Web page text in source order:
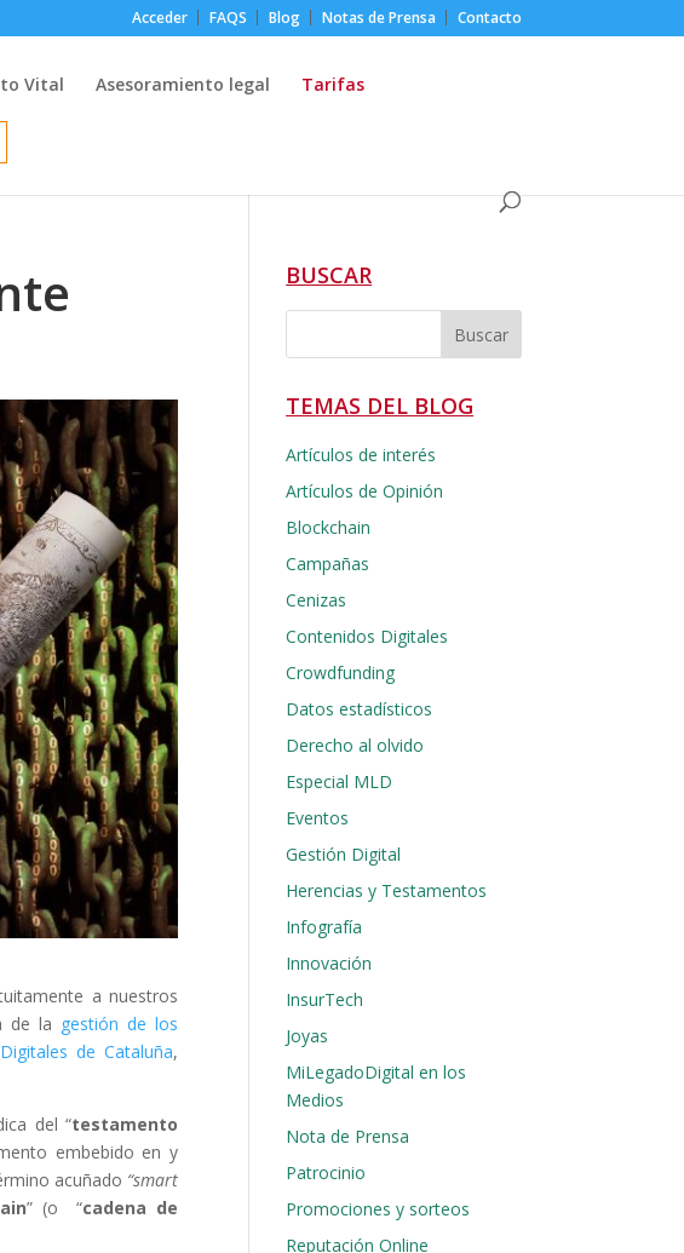
Acceder FAQS Blog Notas de Prensa Contacto
Vital Asesoramiento legal Tarifas
a nuestros
de la gestión de los
de Cataluña,
del “testamento
embebido en y
acuñado “smart
” (o “cadena de
BUSCAR
TEMAS DEL BLOG
Artículos de interés
Artículos de Opinión
Blockchain
Campañas
Cenizas
Contenidos Digitales
Crowdfunding
Datos estadísticos
Derecho al olvido
Especial MLD
Eventos
Gestión Digital
Herencias y Testamentos
Infografía
Innovación
InsurTech
Joyas
MiLegadoDigital en los
Medios
Nota de Prensa
Patrocinio
Promociones y sorteos
Reputación Online